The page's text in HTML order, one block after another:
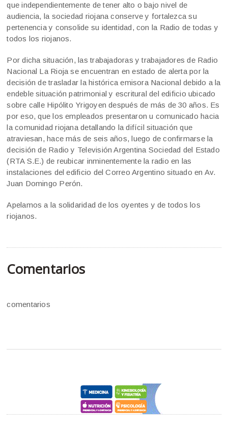
que independientemente de tener alto o bajo nivel de
audiencia, la sociedad riojana conserve y fortalezca su
pertenencia y consolide su identidad, con la Radio de todas y
todos los riojanos.
Por dicha situación, las trabajadoras y trabajadores de Radio
Nacional La Rioja se encuentran en estado de alerta por la
decisión de trasladar la histórica emisora Nacional debido a la
endeble situación patrimonial y escritural del edificio ubicado
sobre calle Hipólito Yrigoyen después de más de 30 años. Es
por eso, que los empleados presentaron u comunicado hacia
la comunidad riojana detallando la difícil situación que
atraviesan, hace más de seis años, luego de confirmarse la
decisión de Radio y Televisión Argentina Sociedad del Estado
(RTA S.E.) de reubicar inminentemente la radio en las
instalaciones del edificio del Correo Argentino situado en Av.
Juan Domingo Perón.
Apelamos a la solidaridad de los oyentes y de todos los
riojanos.
Comentarios
comentarios